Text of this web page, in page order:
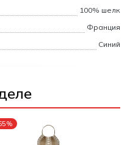
100% шелк
Франция
Синий